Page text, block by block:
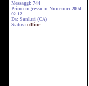
Messaggi: 744
Primo ingresso in Numenor: 2004-
02-12
Da: Sanluri (CA)
Status: offline